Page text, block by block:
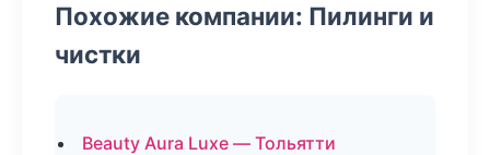
Похожие компании: Пилинги и
чистки
Beauty Aura Luxe — Тольятти